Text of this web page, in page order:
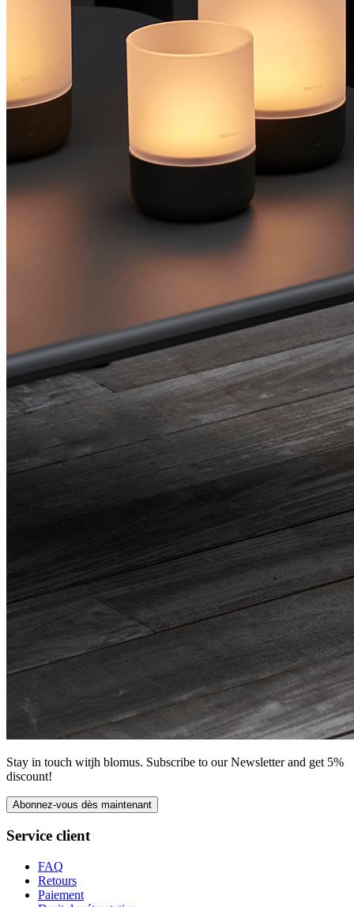
Stay in touch witjh blomus. Subscribe to our Newsletter and get 5%
discount!
Abonnez-vous dès maintenant
Service client
FAQ
Retours
Paiement